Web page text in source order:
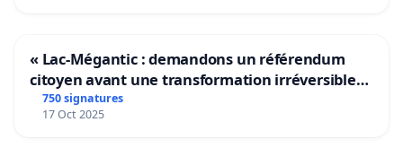
« Lac-Mégantic : demandons un référendum
citoyen avant une transformation irréversible
de notre territoire »
750 signatures
17 Oct 2025